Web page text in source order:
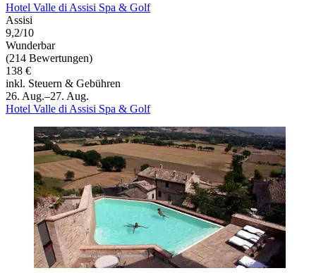
Hotel Valle di Assisi Spa & Golf
Assisi
9,2/10
Wunderbar
(214 Bewertungen)
138 €
inkl. Steuern & Gebühren
26. Aug.–27. Aug.
Hotel Valle di Assisi Spa & Golf